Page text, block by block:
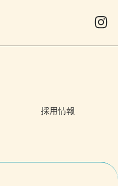
採用情報